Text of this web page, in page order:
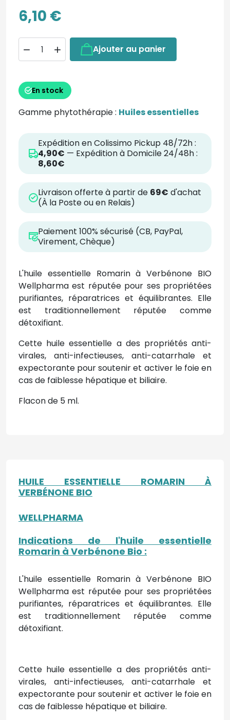
6,10 €
  Ajouter au panier
En stock
Gamme phytothérapie : Huiles essentielles
Expédition en Colissimo Pickup 48/72h :
4,90€ — Expédition à Domicile 24/48h :
8,60€
Livraison offerte à partir de 69€ d'achat
(À la Poste ou en Relais)
Paiement 100% sécurisé (CB, PayPal,
Virement, Chèque)
L'huile essentielle Romarin à Verbénone BIO
Wellpharma est réputée pour ses propriétées
purifiantes, réparatrices et équilibrantes. Elle
est traditionnellement réputée comme
détoxifiant.
Cette huile essentielle a des propriétés anti-
virales, anti-infectieuses, anti-catarrhale et
expectorante pour soutenir et activer le foie en
cas de faiblesse hépatique et biliaire.
Flacon de 5 ml.
HUILE ESSENTIELLE ROMARIN À
VERBÉNONE BIO
WELLPHARMA
Indications de l'huile essentielle
Romarin à Verbénone Bio :
L'huile essentielle Romarin à Verbénone BIO
Wellpharma est réputée pour ses propriétées
purifiantes, réparatrices et équilibrantes. Elle
est traditionnellement réputée comme
détoxifiant.
Cette huile essentielle a des propriétés anti-
virales, anti-infectieuses, anti-catarrhale et
expectorante pour soutenir et activer le foie en
cas de faiblesse hépatique et biliaire.